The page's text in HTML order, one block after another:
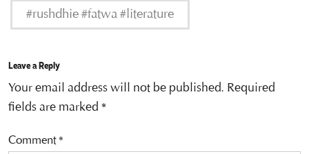
#rushdhie #fatwa #literature
Leave a Reply
Your email address will not be published. Required
fields are marked *
Comment*